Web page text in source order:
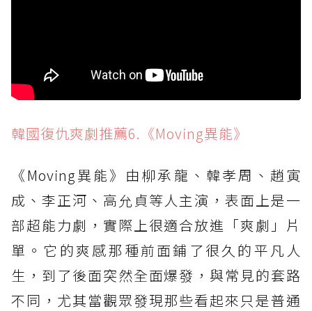
韓國復仇爽劇推薦6.《Moving異能》
《Moving異能》由柳承龍、韓孝周、趙寅
成、李正河、高允貞等人主演，表面上是一
部超能力劇，實際上很適合放進「爽劇」片
單。它的爽感那種前面鋪了很久的平凡人
生，到了後面突然全面爆發，與常見的套路
不同，尤其當觀眾發現那些看起來只是普通